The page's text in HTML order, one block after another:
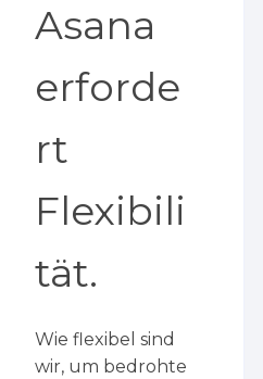
Asana
erforde
rt
Flexibili
tät.
Wie flexibel sind
wir, um bedrohte